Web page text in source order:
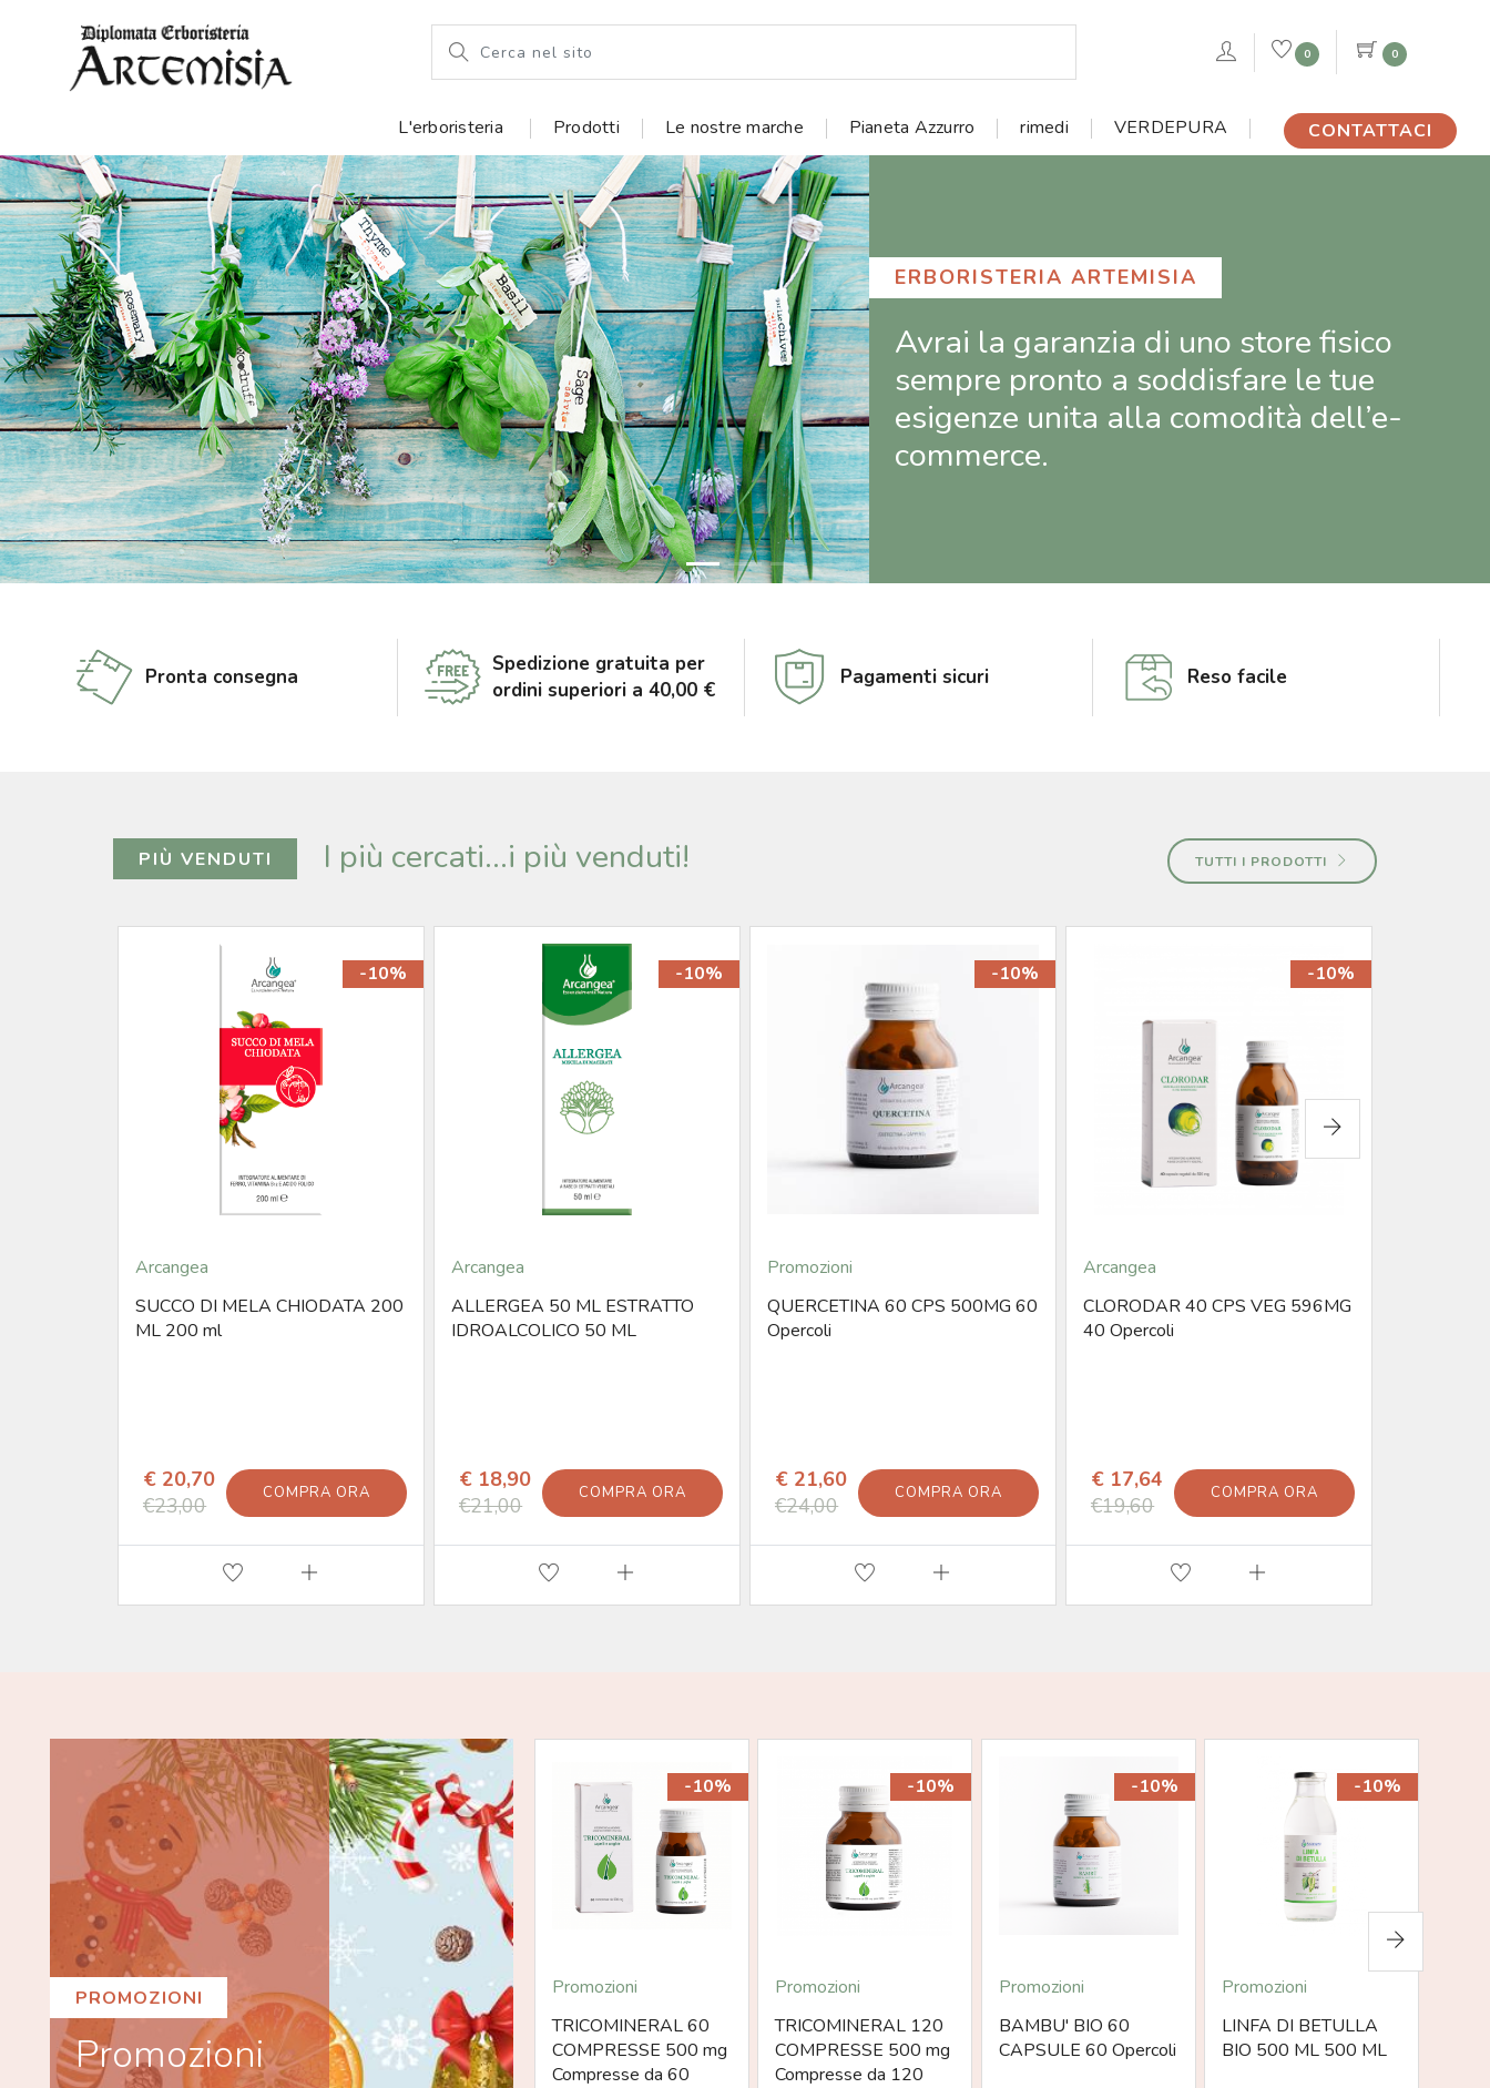
0 0
L'erboristeria Prodotti Le nostre marche Pianeta Azzurro rimedi VERDEPURA CONTATTACI
Acquista i migliori prodotti fitoterapici,
integratori alimentarie biocosmetici
direttamente online.
Pronta consegna
Spedizione gratuita per
ordini superiori a 40,00 €
Pagamenti sicuri Reso facile
PIÙ VENDUTI I più cercati...i più venduti! TUTTI I PRODOTTI
-10%
Arcangea
SUCCO DI MELA CHIODATA 200
ML 200 ml
€ 20,70
€23,00
COMPRA ORA
-10%
Arcangea
ALLERGEA 50 ML ESTRATTO
IDROALCOLICO 50 ML
€ 18,90
€21,00
COMPRA ORA
-10%
Promozioni
QUERCETINA 60 CPS 500MG 60
Opercoli
€ 21,60
€24,00
COMPRA ORA
-10%
Arcangea
CLORODAR 40 CPS VEG 596MG
40 Opercoli
€ 17,64
€19,60
COMPRA ORA
PROMOZIONI
Promozioni
-10%
Promozioni
TRICOMINERAL 60
COMPRESSE 500 mg
Compresse da 60
-10%
Promozioni
TRICOMINERAL 120
COMPRESSE 500 mg
Compresse da 120
-10%
Promozioni
BAMBU' BIO 60
CAPSULE 60 Opercoli
-10%
Promozioni
LINFA DI BETULLA
BIO 500 ML 500 ML